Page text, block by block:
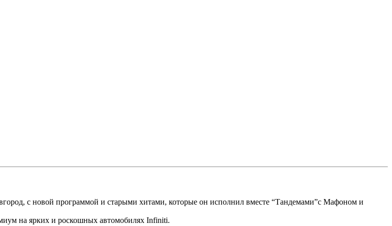
с новой программой и старыми хитами, которые он исполнил вместе “Тандемами”с Мафоном и
на ярких и роскошных автомобилях Infiniti.